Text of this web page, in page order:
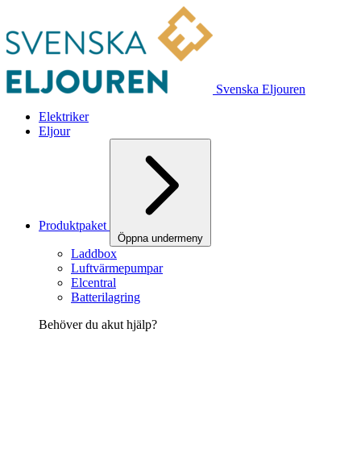
Svenska Eljouren
Elektriker
Eljour
Produktpaket
Öppna undermeny
Laddbox
Luftvärmepumpar
Elcentral
Batterilagring
Behöver du akut hjälp?